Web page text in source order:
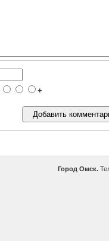
+
Город Омск.